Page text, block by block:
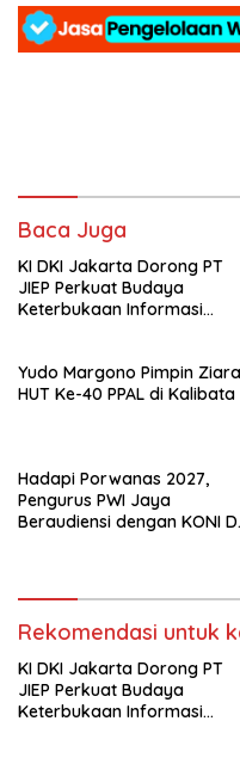
Baca Juga
KI DKI Jakarta Dorong PT
JIEP Perkuat Budaya
Keterbukaan Informasi
Yudo Margono Pimpin
HUT Ke-40 PPAL di Kalibata
Hadapi Porwanas 2027,
Pengurus PWI Jaya
Beraudiensi dengan KONI
Rekomendasi untuk
KI DKI Jakarta Dorong PT
JIEP Perkuat Budaya
Keterbukaan Informasi